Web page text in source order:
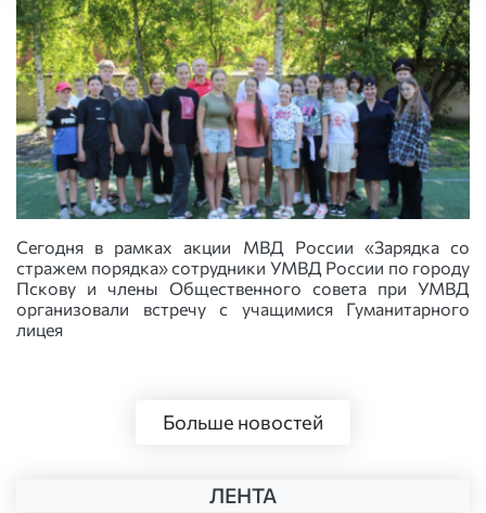
Сегодня в рамках акции МВД России «Зарядка со
стражем порядка» сотрудники УМВД России по городу
Пскову и члены Общественного совета при УМВД
организовали встречу с учащимися Гуманитарного
лицея
Больше новостей
ЛЕНТА